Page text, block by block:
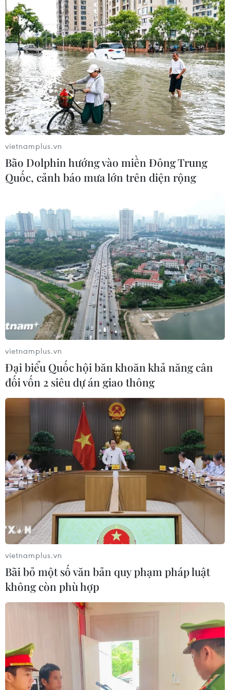
TIN CÙNG CHUYÊN MỤC
Cảnh báo mưa cường độ lớn trên
100mm tại Bắc Bộ, Thanh Hóa và
06/08/2026 10:23
Bãi bỏ một số văn bản quy phạm
vietnamplus.vn
Bão Dolphin hướng vào miền Đông Trung
Quốc, cảnh báo mưa lớn trên diện rộng
vietnamplus.vn
Đại biểu Quốc hội băn khoăn khả năng cân
đối vốn 2 siêu dự án giao thông
vietnamplus.vn
Bãi bỏ một số văn bản quy phạm pháp luật
không còn phù hợp